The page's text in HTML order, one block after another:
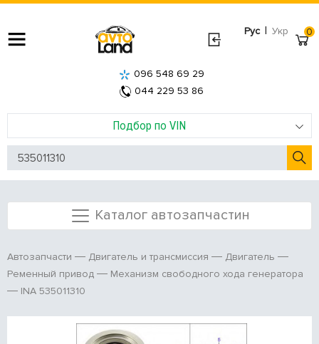
Рус | Укр
Подбор по VIN
096 548 69 29
044 229 53 86
0
Каталог автозапчастин
Автозапчасти Двигатель и трансмиссия
Двигатель
Ременный привод
Механизм свободного хода генератора
INA 535011310